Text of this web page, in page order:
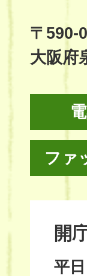
Site
〒590-
大阪府
ファ
開
平日